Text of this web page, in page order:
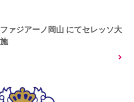
ァジアーノ岡山 にてセレッソ大